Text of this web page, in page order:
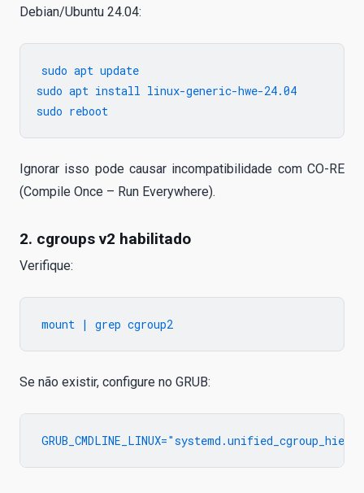
Debian/Ubuntu 24.04:
sudo apt update
sudo apt install linux-generic-hwe-24.04
Ignorar isso pode causar incompatibilidade com CO-RE
(Compile Once – Run Everywhere).
2. cgroups v2 habilitado
Verifique:
Se não existir, configure no GRUB: